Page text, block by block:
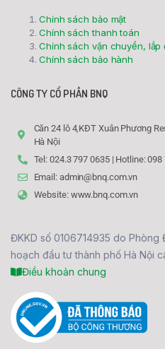
Chính sách bảo mật
Chính sách thanh toán
Chính sách vận chuyển, lắp
Chính sách bảo hành
CÔNG TY CỔ PHẦN BNQ
Căn 24 lô 4,KĐT Xuân Phương
Hà Nội
Tel: 024.3 797 0635 | Hotline: 098
Email: admin@bnq.com.vn
Website: www.bnq.com.vn
ĐKKD số 0106714935 do
hoạch đầu tư thành phố Hà Nội
Điều khoản chung